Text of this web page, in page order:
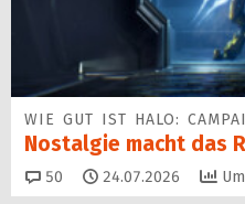
WIE GUT IST HALO:
Nostalgie macht das
50 Kommentare
24.07.2026